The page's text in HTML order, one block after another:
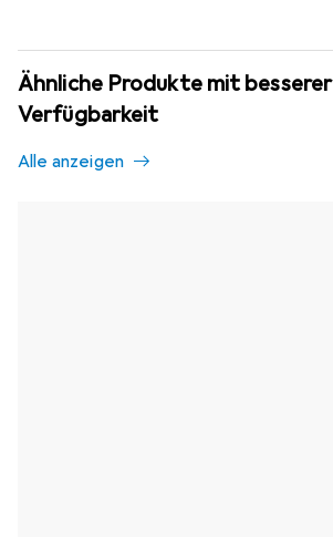
Ähnliche Produkte mit besserer
Verfügbarkeit
Alle anzeigen